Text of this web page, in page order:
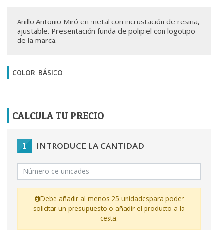
Anillo Antonio Miró en metal con incrustación de resina,
ajustable. Presentación funda de polipiel con logotipo
de la marca.
COLOR: BÁSICO
CALCULA TU PRECIO
1 INTRODUCE LA CANTIDAD
Debe añadir al menos 25 unidadespara poder
solicitar un presupuesto o añadir el producto a la
cesta.